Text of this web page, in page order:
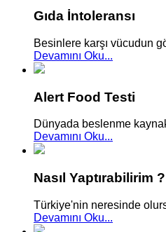
Gıda İntoleransı
Besinlere karşı vücudun
Devamını Oku...
Alert Food Testi
Dünyada beslenme
Devamını Oku...
Nasıl Yaptırabilirim ?
Türkiye'nin neresinde
Devamını Oku...